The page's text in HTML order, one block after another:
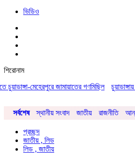
ভিডিও
শিরোনাম
মেহেরপুরে জামায়াতের গণমিছিল
চুয়াডাঙ্গায়
সর্বশেষ স্থানীয় সংবাদ জাতীয় রাজনীতি
প্রচ্ছদ
জাতীয় , লিড
লিড , জাতীয়